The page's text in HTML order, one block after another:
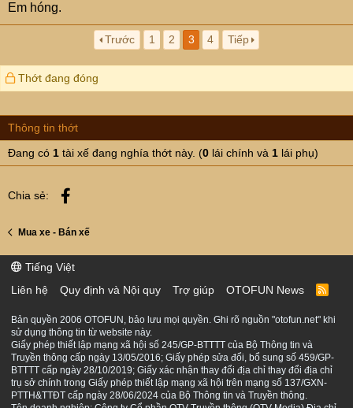
Em hóng.
Trước 1 2 3 4 Tiếp
Thớt đang đóng
Thông tin thớt
Đang có 1 tài xế đang nghía thớt này. (0 lái chính và 1 lái phụ)
Chia sẻ:
Mua xe - Bán xế
Tiếng Việt
Liên hệ
Quy định và Nội quy Trợ giúp OTOFUN News
R
S
Bản quyền 2006 OTOFUN, bảo lưu mọi quyền. Ghi rõ nguồn "otofun.net" khi
sử dụng thông tin từ website này.
Giấy phép thiết lập mạng xã hội số 245/GP-BTTTT của Bộ Thông tin và
Truyền thông cấp ngày 13/05/2016; Giấy phép sửa đổi, bổ sung số 459/GP-
BTTTT cấp ngày 28/10/2019; Giấy xác nhận thay đổi địa chỉ thay đổi địa chỉ
trụ sở chính trong Giấy phép thiết lập mạng xã hội trên mạng số 137/GXN-
PTTH&TTĐT cấp ngày 28/06/2024 của Bộ Thông tin và Truyền thông.